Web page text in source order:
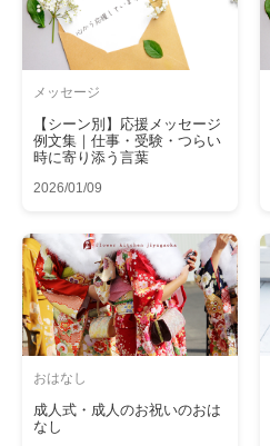
メッセージ
【シーン別】応援メッセージ
例文集｜仕事・受験・つらい
時に寄り添う言葉
2026/01/09
おはなし
成人式・成人のお祝いのおは
なし